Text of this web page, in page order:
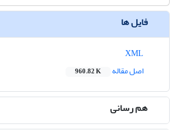
فایل ها
اصل مقاله
960.82 K
هم رسانی